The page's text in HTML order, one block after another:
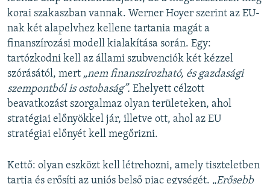
korai szakaszban vannak. Werner Hoyer szerint az EU-
nak két alapelvhez kellene tartania magát a
finanszírozási modell kialakítása során. Egy:
tartózkodni kell az állami szubvenciók két kézzel
szórásától, mert „nem finanszírozható, és gazdasági
szempontból is ostobaság”. Ehelyett célzott
beavatkozást szorgalmaz olyan területeken, ahol
stratégiai előnyökkel jár, illetve ott, ahol az EU
stratégiai előnyét kell megőrizni.
Kettő: olyan eszközt kell létrehozni, amely tiszteletben
tartja és erősíti az uniós belső piac egységét. „Erősebb